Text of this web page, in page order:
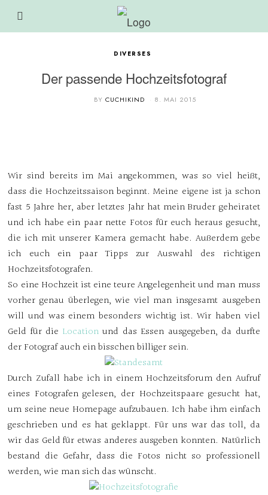
DIVERSES
Der passende Hochzeitsfotograf
BYCUCHIKIND 8. MAI 2015
Wir sind bereits im Mai angekommen, was so viel heißt,
dass die Hochzeitssaison beginnt. Meine eigene ist ja schon
fast 5 Jahre her, aber letztes Jahr hat mein Bruder geheiratet
und ich habe ein paar nette Fotos für euch heraus gesucht,
die ich mit unserer Kamera gemacht habe. Außerdem gebe
ich euch ein paar Tipps zur Auswahl des richtigen
Hochzeitsfotografen.
So eine Hochzeit ist eine teure Angelegenheit und man muss
vorher genau überlegen, wie viel man insgesamt ausgeben
will und was einem besonders wichtig ist. Wir haben viel
Geld für die Locationund das Essen ausgegeben, da durfte
der Fotograf auch ein bisschen billiger sein.
Durch Zufall habe ich in einem Hochzeitsforum den Aufruf
eines Fotografen gelesen, der Hochzeitspaare gesucht hat,
um seine neue Homepage aufzubauen. Ich habe ihm einfach
geschrieben und es hat geklappt. Für uns war das toll, da
wir das Geld für etwas anderes ausgeben konnten. Natürlich
bestand die Gefahr, dass die Fotos nicht so professionell
werden, wie man sich das wünscht.